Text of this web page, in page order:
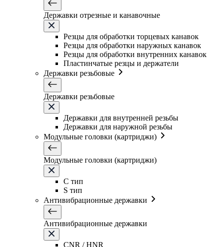
Державки отрезные и канавочные
Резцы для обработки торцевых канавок
Резцы для обработки наружных канавок
Резцы для обработки внутренних канавок
Пластинчатые резцы и держатели
Державки резьбовые
Державки резьбовые
Державки для внутренней резьбы
Державки для наружной резьбы
Модульные головки (картриджи)
Модульные головки (картриджи)
C тип
S тип
Антивибрационные державки
Антивибрационные державки
CNR / HNR